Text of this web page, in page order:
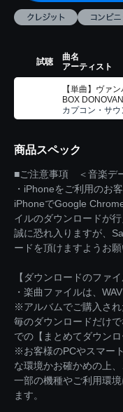
試聴
曲名
アーティスト
【単曲】ヴァ
BOX
カプコン・サ
商品スペック
■ご注意事項 ＜音楽デ
・iPhoneをご利用のお
iPhoneでGoogle
イルのダウンロードが行
誠に恐れ入りますが、
ードを頂けますようお願
【ダウンロードのファ
・楽曲ファイルは、
※アルバムでご購入され
毎のダウンロードだけ
での【まとめてダウンロ
※お客様のPCやスマー
な環境かお確かめの上
一部の機種やご利用環
ます。